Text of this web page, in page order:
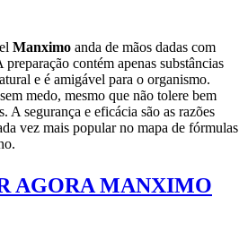
Manximo anda de mãos dadas com
contém apenas substâncias
e é amigável para o organismo.
medo, mesmo que não tolere bem
A segurança e eficácia são as razões
vez mais popular no mapa de fórmulas
AGORA MANXIMO